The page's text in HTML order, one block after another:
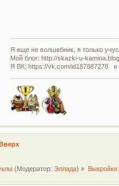
Я еще не волшебник, я только
Мой блог: http://skazki-u-
Я ВК: https://vk.com/id187887278 и
(Модератор:Эллада) » Выкройки